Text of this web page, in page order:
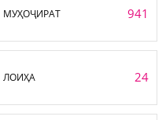
МУҲОҶИРАТ 941
ЛОИҲА 24